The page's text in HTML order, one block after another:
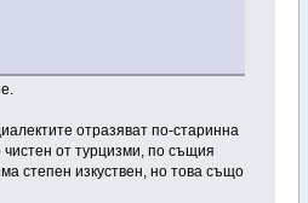
отразяват по-старинна
от турцизми, по същия
степен изкуствен, но това също